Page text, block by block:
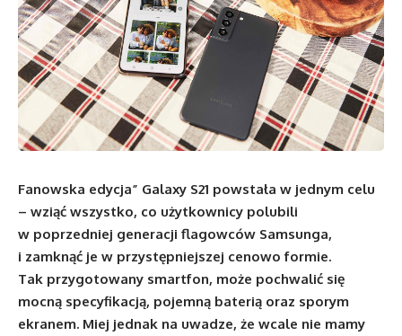
Fanowska edycja” Galaxy S21 powstała w jednym celu
– wziąć wszystko, co użytkownicy polubili
w poprzedniej generacji flagowców Samsunga,
i zamknąć je w przystępniejszej cenowo formie.
Tak przygotowany smartfon, może pochwalić się
mocną specyfikacją, pojemną baterią oraz sporym
ekranem. Miej jednak na uwadze, że wcale nie mamy